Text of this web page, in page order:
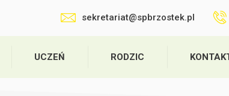
sekretariat@spbrzostek.pl
UCZEŃ RODZIC